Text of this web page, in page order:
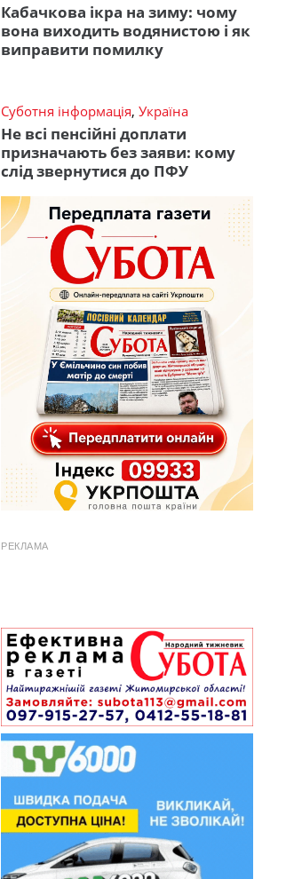
Кабачкова ікра на зиму: чому
вона виходить водянистою і як
виправити помилку
Суботня інформація, Україна
Не всі пенсійні доплати
призначають без заяви: кому
слід звернутися до ПФУ
РЕКЛАМА